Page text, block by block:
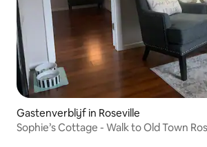
Gastenverblijf in Roseville
Sophie’s Cottage - Walk to Old Town